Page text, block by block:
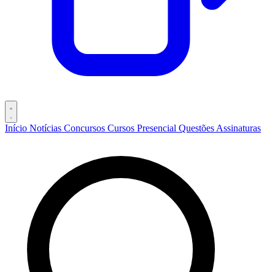
Início Notícias Concursos Cursos Presencial Questões Assinaturas